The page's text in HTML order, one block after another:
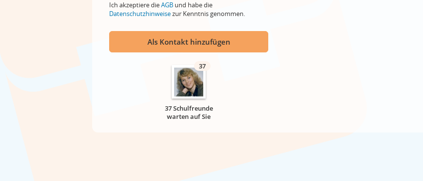
Ich akzeptiere dieAGB und habe die
Datenschutzhinweisezur Kenntnis genommen.
Als Kontakt hinzufügen
37
37 Schulfreunde
warten auf Sie